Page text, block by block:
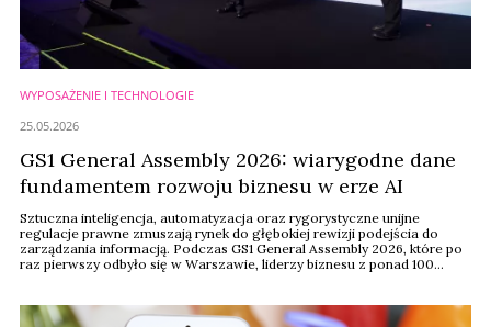
WYPOSAŻENIE I TECHNOLOGIE
GS1 General Assembly 2026: wiarygodne dane
fundamentem rozwoju biznesu w erze AI
Sztuczna inteligencja, automatyzacja oraz rygorystyczne unijne
regulacje prawne zmuszają rynek do głębokiej rewizji podejścia do
zarządzania informacją. Podczas GS1 General Assembly 2026, które po
raz pierwszy odbyło się w Warszawie, liderzy biznesu z ponad 100
algorytmy AI tracą swoją biznesową wartość.
25.05.2026